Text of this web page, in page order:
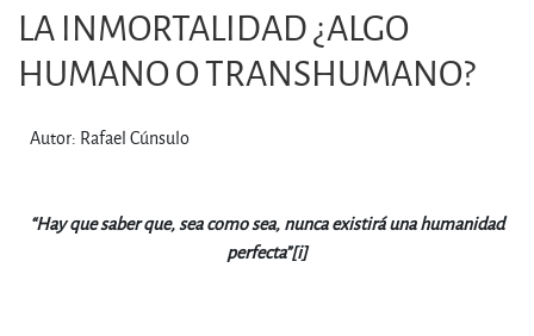
LA INMORTALIDAD ¿ALGO
HUMANO O TRANSHUMANO?
Autor: Rafael Cúnsulo
“Hayquesaberque, sea como sea, nunca existirá una humanidad
perfecta”[i]